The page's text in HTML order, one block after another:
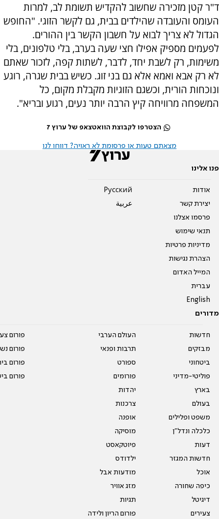
ד"ר קטן מזכירה שחשוב להקדיש תשומת לב, למרות
העומס והעובדה שהילדים בבית, גם לקשר הזוגי. "החופש
הגדול לא צריך לבוא על חשבון הקשר בין ההורים.
לפעמים מספיק אפילו חצי שעה בערב, בלי טלפונים, בלי
משימות, רק לשבת יחד, לדבר, לשתות קפה, לזכור שאתם
לא רק אבא ואמא אלא גם בני זוג. כשיש בבית שגרה, רוגע
ונוכחות הורית, וכשגם הזוגיות מקבלת מקום, כל
המשפחה מרוויחה קיץ הרבה יותר נעים, רגוע ובריא".
הצטרפו לקבוצת הוואטצאפ של ערוץ 7
מצאתם טעות או פרסומת לא ראויה? דווחו לנו
פנו אלינו
אודות
יצירת קשר
פרסמו אצלנו
תנאי שימוש
מדיניות פרטיות
הצהרת נגישות
המייל האדום
עברית
English
Pусский
عربية
מדורים
חדשות
מבזקים
ביטחוני
פוליטי-מדיני
בארץ
בעולם
משפט ופלילים
כלכלה ונדל"ן
דעות
חדשות המגזר
אוכל
כיפה שחורה
דיגיטל
צעירים
העולם הערבי
תרבות ופנאי
ספורט
פורומים
יהדות
צרכנות
אופנה
מוסיקה
פיוטקאסט
ילדודס
מודעות אבל
מזג אוויר
תגיות
פורום הריון ולידה
פורום
פורום
פורום
פורום